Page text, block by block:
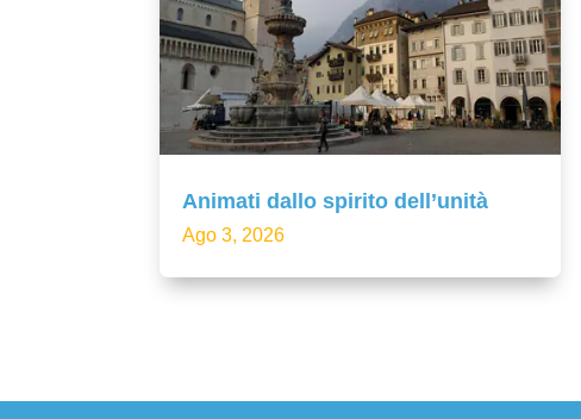
Animati dallo spirito dell’unità
Ago 3, 2026